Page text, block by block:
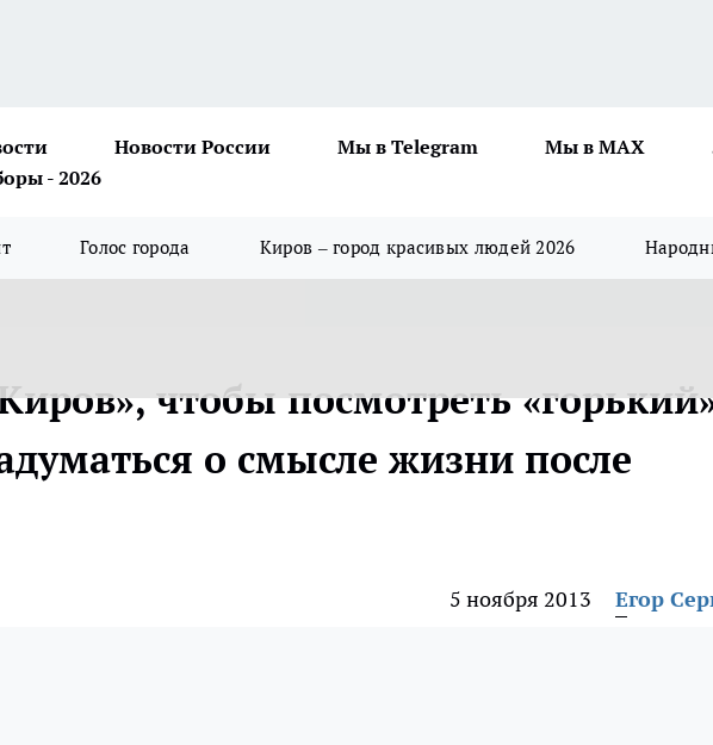
Новости России Мы в Telegram Мы в MAX
- 2026
Голос города Киров – город красивых людей 2026
чтобы посмотреть
о смысле жизни после
5 ноября 2013 Егор